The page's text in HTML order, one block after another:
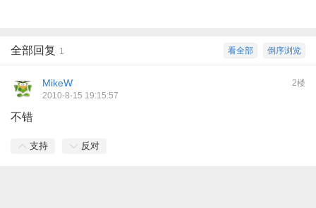
倒序浏览
看全部
全部回复 1
2楼
MikeW
2010-8-15 19:15:57
不错
支持 反对